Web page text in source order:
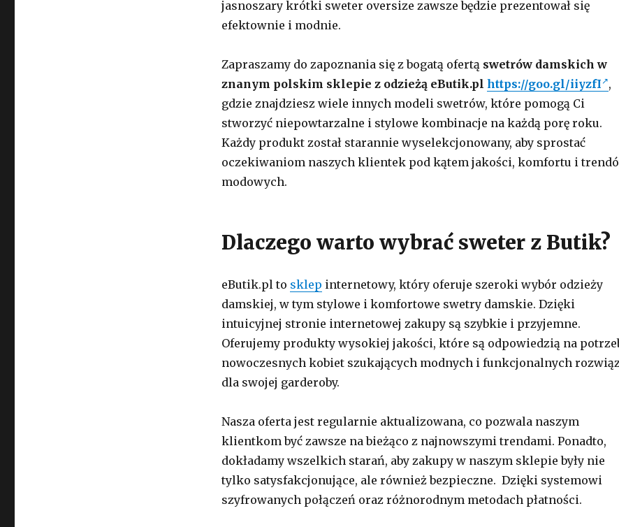
jasnoszary krótki sweter oversize zawsze będzie prezentował się
efektownie i modnie.
Zapraszamy do zapoznania się z bogatą ofertą swetrów damskich w
znanym polskim sklepie z odzieżą eButik.pl https://goo.gl/iiyzfI ,
gdzie znajdziesz wiele innych modeli swetrów, które pomogą Ci
stworzyć niepowtarzalne i stylowe kombinacje na każdą porę roku.
Każdy produkt został starannie wyselekcjonowany, aby sprostać
oczekiwaniom naszych klientek pod kątem jakości, komfortu i
modowych.
Dlaczego warto wybrać sweter z Butik?
eButik.pl to sklep internetowy, który oferuje szeroki wybór odzieży
damskiej, w tym stylowe i komfortowe swetry damskie. Dzięki
intuicyjnej stronie internetowej zakupy są szybkie i przyjemne.
Oferujemy produkty wysokiej jakości, które są odpowiedzią na
nowoczesnych kobiet szukających modnych i funkcjonalnych
dla swojej garderoby.
Nasza oferta jest regularnie aktualizowana, co pozwala naszym
klientkom być zawsze na bieżąco z najnowszymi trendami. Ponadto,
dokładamy wszelkich starań, aby zakupy w naszym sklepie były nie
tylko satysfakcjonujące, ale również bezpieczne. Dzięki systemowi
szyfrowanych połączeń oraz różnorodnym metodach płatności.